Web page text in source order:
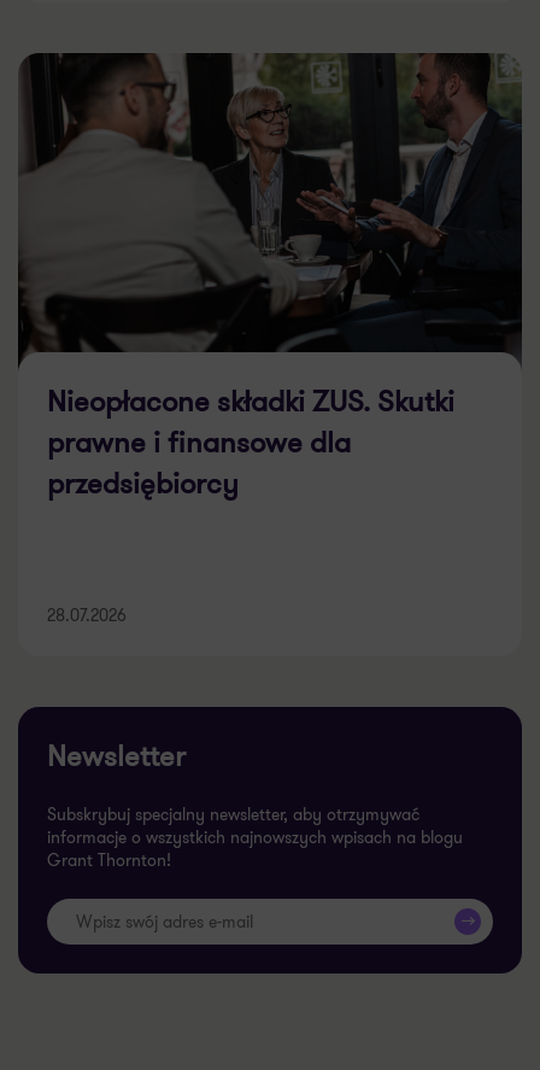
Nieopłacone składki ZUS. Skutki
prawne i finansowe dla
Newsletter
Subskrybuj specjalny newsletter, aby otrzymywać
Grant Thornton!